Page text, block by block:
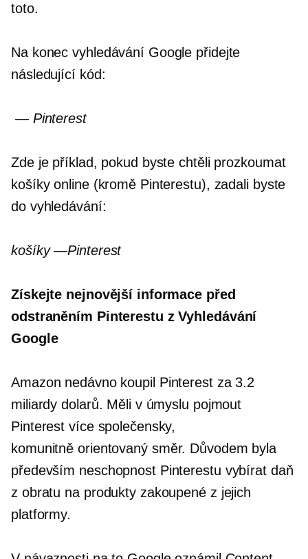
toto.
Na konec vyhledávání Google přidejte
následující kód:
— Pinterest
Zde je příklad, pokud byste chtěli prozkoumat
košíky online (kromě Pinterestu), zadali byste
do vyhledávání:
košíky —Pinterest
Získejte nejnovější informace před
odstraněním Pinterestu z Vyhledávání
Google
Amazon nedávno koupil Pinterest za 3.2
miliardy dolarů. Měli v úmyslu pojmout
Pinterest více společensky,
komunitně orientovanýsměr. Důvodem byla
především neschopnost Pinterestu vybírat daň
z obratu na produkty zakoupené z jejich
platformy.